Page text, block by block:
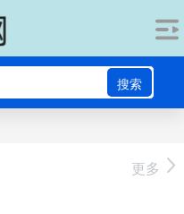
搜索
更多